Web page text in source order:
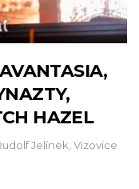
HAZEL
Jelínek, Vizovice